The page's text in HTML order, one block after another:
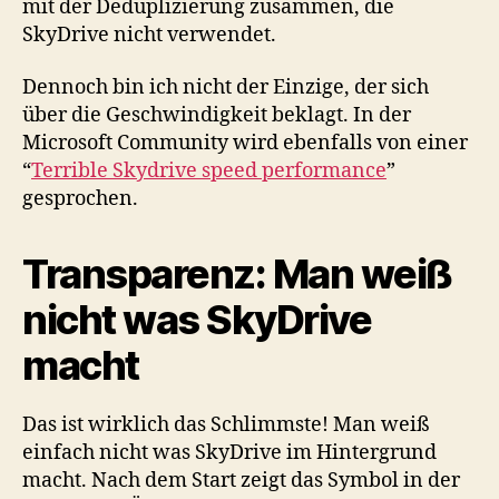
mit der Deduplizierung zusammen, die
SkyDrive nicht verwendet.
Dennoch bin ich nicht der Einzige, der sich
über die Geschwindigkeit beklagt. In der
Microsoft Community wird ebenfalls von einer
“Terrible Skydrive speed performance”
gesprochen.
Transparenz: Man weiß
nicht was SkyDrive
macht
Das ist wirklich das Schlimmste! Man weiß
einfach nicht was SkyDrive im Hintergrund
macht. Nach dem Start zeigt das Symbol in der